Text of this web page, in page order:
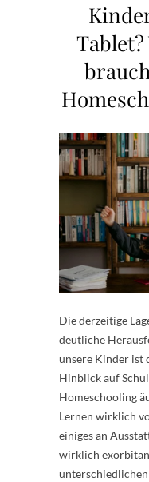
Die derzeitige
deutliche
unsere Kinder ist
Hinblick auf
Homeschooling
Lernen wirklich
einiges an
wirklich
unterschiedlichen